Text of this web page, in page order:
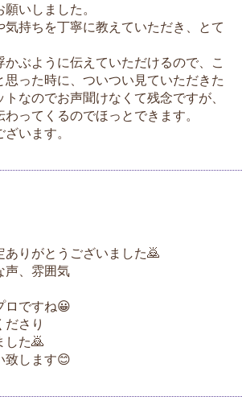
いしました。
持ちを丁寧に教えていただき、とて
ぶように伝えていただけるので、こ
った時に、ついつい見ていただきた
なのでお声聞けなくて残念ですが、
ってくるのでほっとできます。
います。
りがとうございました🙇
声、雰囲気
ロですね😀
ださり
した🙇
致します😊